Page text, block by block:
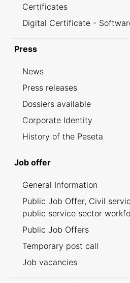
Certificates
Digital Certificate -
Press
News
Press releases
Dossiers available
Corporate Identity
History of the Peseta
Job offer
General Information
Public Job Offer, Civil
public service sector
Public Job Offers
Temporary post call
Job vacancies